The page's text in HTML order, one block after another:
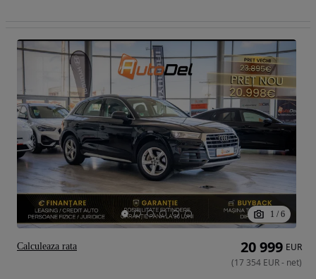
1 / 6
20 999 EUR
(17 354 EUR- net)
Calculeaza rata